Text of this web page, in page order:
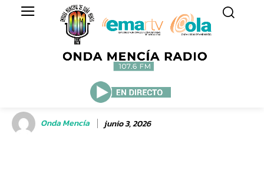
Onda Mencía junio 3, 2026